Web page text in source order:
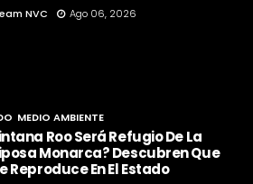
NVC Ago 06, 2026
MEDIO AMBIENTE
Roo Será Refugio De La
Monarca? Descubren Que
Reproduce En El Estado